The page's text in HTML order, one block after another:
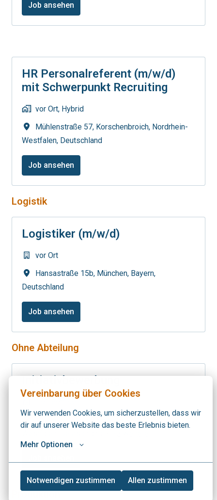
Vereinbarung über Cookies
Wir verwenden Cookies, um sicherzustellen, dass wir
dir auf unserer Website das beste Erlebnis bieten.
Mehr Optionen
Notwendigen zustimmen Allen zustimmen
Job ansehen
HR Personalreferent (m/w/d)
mit Schwerpunkt Recruiting
vor Ort, Hybrid
Mühlenstraße 57, Korschenbroich, Nordrhein-
Westfalen, Deutschland
Job ansehen
Logistik
Logistiker (m/w/d)
vor Ort
Hansastraße 15b, München, Bayern,
Deutschland
Job ansehen
Ohne Abteilung
Initiativbewerbung
Mühlenstraße 57
Korschenbroich Nordrhein-
Produktion